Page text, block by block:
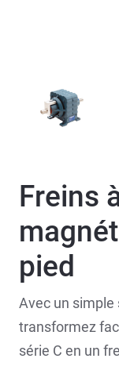
Freins
pied
Avec un simple
transformez
série C en un